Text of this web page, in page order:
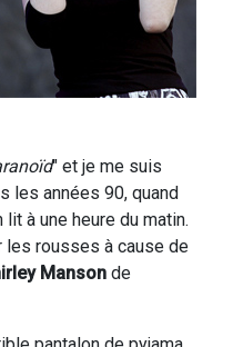
" et je me suis
les années 90, quand
lit à une heure du matin.
les rousses à cause de
Manson de